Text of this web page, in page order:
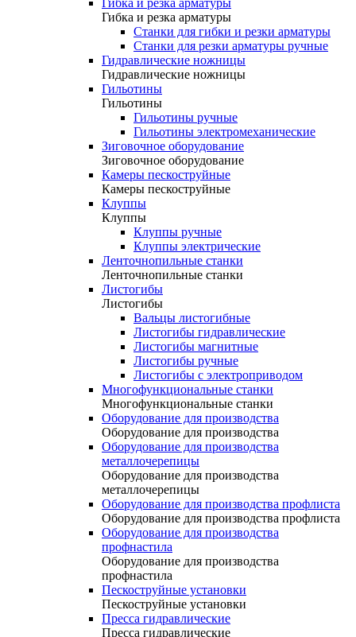
Гибка и резка арматуры
Гибка и резка арматуры
Станки для гибки и резки арматуры
Станки для резки арматуры ручные
Гидравлические ножницы
Гидравлические ножницы
Гильотины
Гильотины
Гильотины ручные
Гильотины электромеханические
Зиговочное оборудование
Зиговочное оборудование
Камеры пескоструйные
Камеры пескоструйные
Клуппы
Клуппы
Клуппы ручные
Клуппы электрические
Ленточнопильные станки
Ленточнопильные станки
Листогибы
Листогибы
Вальцы листогибные
Листогибы гидравлические
Листогибы магнитные
Листогибы ручные
Листогибы с электроприводом
Многофункциональные станки
Многофункциональные станки
Оборудование для производства
Оборудование для производства
Оборудование для производства
металлочерепицы
Оборудование для производства
металлочерепицы
Оборудование для производства профлиста
Оборудование для производства профлиста
Оборудование для производства
профнастила
Оборудование для производства
профнастила
Пескоструйные установки
Пескоструйные установки
Пресса гидравлические
Пресса гидравлические